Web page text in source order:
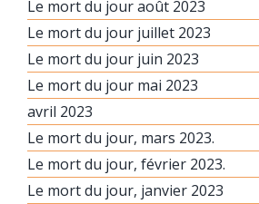
Le mort du jour août 2023
Le mort du jour juillet 2023
Le mort du jour juin 2023
Le mort du jour mai 2023
avril 2023
Le mort du jour, mars 2023.
Le mort du jour, février 2023.
Le mort du jour, janvier 2023